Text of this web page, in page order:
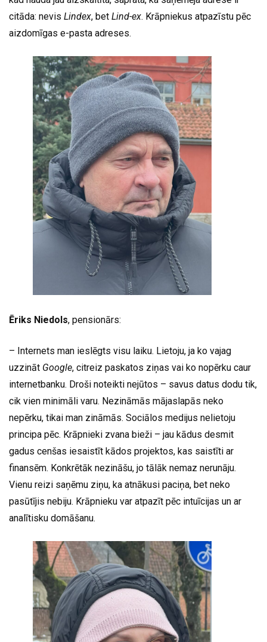
citāda: nevis Lindex, bet Lind-ex. Krāpniekus atpazīstu pēc
aizdomīgas e-pasta adreses.
Ēriks Niedols, pensionārs:
– Internets man ieslēgts visu laiku. Lietoju, ja ko vajag
uzzināt Google, citreiz paskatos ziņas vai ko nopērku caur
internetbanku. Droši noteikti nejūtos – savus datus dodu tik,
cik vien minimāli varu. Nezināmās mājaslapās neko
nepērku, tikai man zināmās. Sociālos medijus nelietoju
principa pēc. Krāpnieki zvana bieži – jau kādus desmit
gadus cenšas iesaistīt kādos projektos, kas saistīti ar
finansēm. Konkrētāk nezināšu, jo tālāk nemaz nerunāju.
Vienu reizi saņēmu ziņu, ka atnākusi paciņa, bet neko
pasūtījis nebiju. Krāpnieku var atpazīt pēc intuīcijas un ar
analītisku domāšanu.